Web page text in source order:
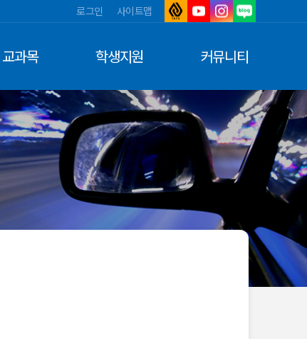
로그인 사이트맵
아 유 인
타
그
네
버
블
교과목 학생지원 커뮤니티